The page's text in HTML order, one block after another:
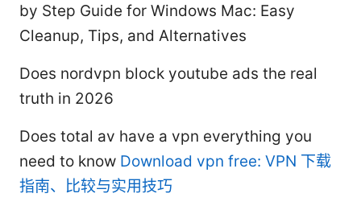
by Step Guide for Windows Mac: Easy
Cleanup, Tips, and Alternatives
Does nordvpn block youtube ads the real
truth in 2026
Does total av have a vpn everything you
need to know Download vpn free: VPN 下载
指南、比较与实用技巧